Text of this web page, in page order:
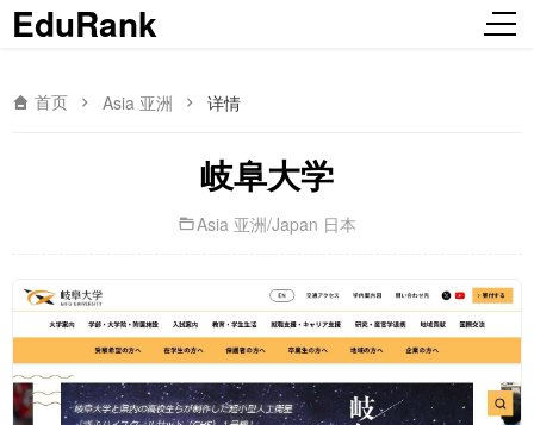
EduRank
首页 Asia 亚洲 详情
岐阜大学
Asia 亚洲/Japan 日本